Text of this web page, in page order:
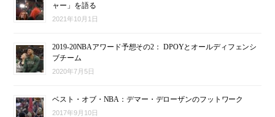
ャー」を語る
2021年10月1日
2019-20NBAアワード予想その2： DPOYとオールディフェンシ
ブチーム
2020年7月5日
ベスト・オブ・NBA：デマー・デローザンのフットワーク
2017年9月10日